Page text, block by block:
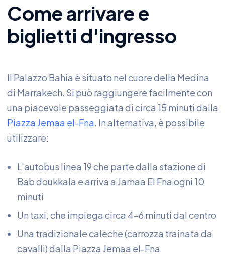
Come arrivare e
biglietti d'ingresso
Il Palazzo Bahia è situato nel cuore della Medina
di Marrakech. Si può raggiungere facilmente con
una piacevole passeggiata di circa 15 minuti dalla
Piazza Jemaa el-Fna . In alternativa, è possibile
utilizzare:
L'autobus linea 19 che parte dalla stazione di
Bab doukkala e arriva a Jamaa El Fna ogni 10
minuti
Un taxi, che impiega circa 4-6 minuti dal centro
Una tradizionale calèche (carrozza trainata da
cavalli) dalla Piazza Jemaa el-Fna